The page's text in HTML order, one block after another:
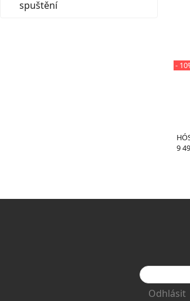
spuštění
-
9
Odhlásit